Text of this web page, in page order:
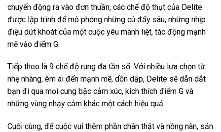
chuyển động ra vào đơn thuần, các chế độ thụt của Delite
được lập trình để mô phỏng những cú đẩy sâu, những nhịp
điệu dứt khoát của một cuộc yêu mãnh liệt, tác động mạnh
mẽ vào điểm G.
Tiếp theo là 9 chế độ rung đa tần số. Với nhiều lựa chọn từ
nhẹ nhàng, êm ái đến mạnh mẽ, dồn dập, Delite sẽ dẫn dắt
bạn đi qua mọi cung bậc cảm xúc, kích thích điểm G và
những vùng nhạy cảm khác một cách hiệu quả.
Cuối cùng, để cuộc vui thêm phần chân thật và nồng nàn, sản